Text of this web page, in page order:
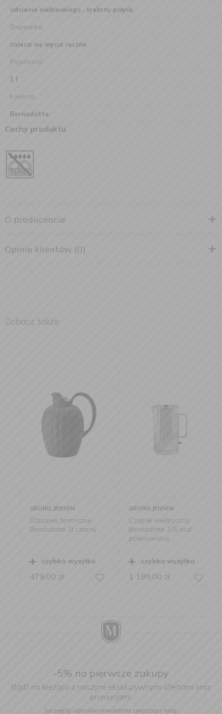
odcienie niebieskiego , srebrny połysk
Zmywarka
zaleca się mycie ręczne
Pojemność
1 l
kolekcja
Bernadotte
Cechy produktu
O producencie
Opinie klientów (0)
Zobacz także
GEORG JENSEN
Dzbanek termiczny
Bernadotte 1l czarny
szybka wysyłka
479,00zł
GEORG JENSEN
Czajnik elektryczny
Bernadotte 1,5l stal
polerowana
szybka wysyłka
1 199,00zł
-5% na pierwsze zakupy
Bądź na bieżąco z naszymi ekskluzywnymi ofertami oraz
promocjami.
Szczegóły odnośnie newslettera znajdziesz tutaj.